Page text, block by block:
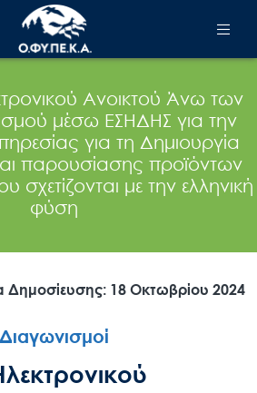
Ανοικτού Άνω των
μέσω ΕΣΗΔΗΣ για την
για τη Δημιουργία
παρουσίασης προϊόντων
σχετίζονται με την ελληνική
φύση
Δημοσίευσης: 18 Οκτωβρίου 2024